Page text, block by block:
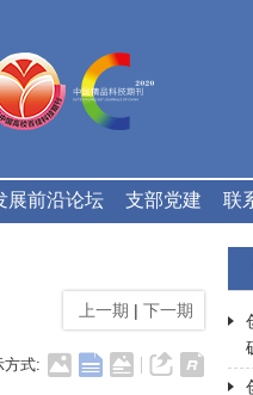
展前沿论坛 支部党建 联
上一期 | 下一期
方式: